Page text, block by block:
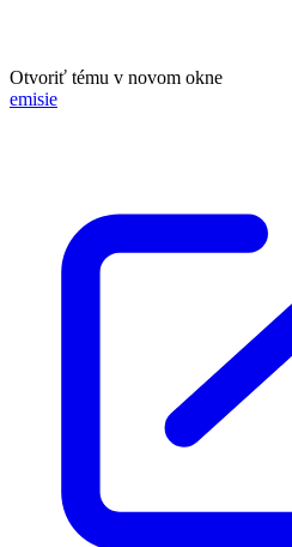
Otvoriť tému v novom okne
emisie